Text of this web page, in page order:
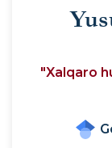
"Xalqaro